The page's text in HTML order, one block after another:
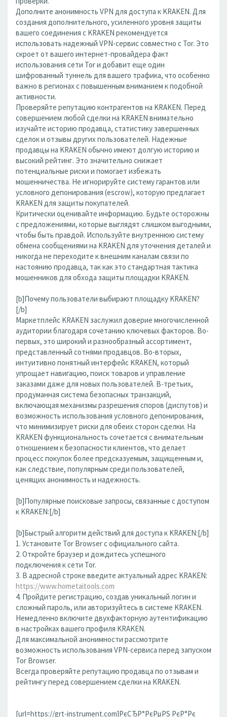
Дополните анонимность VPN для доступа к KRAKEN. Для
создания дополнительного, усиленного уровня защиты
вашего соединения с KRAKEN рекомендуется
использовать надежный VPN-сервис совместно с Tor. Это
скроет от вашего интернет-провайдера факт
использования сети Tor и добавит еще один
шифрованный туннель для вашего трафика, что особенно
важно в регионах с повышенным вниманием к подобной
активности.
Проверяйте репутацию контрагентов на KRAKEN. Перед
совершением любой сделки на KRAKEN внимательно
изучайте историю продавца, статистику завершенных
сделок и отзывы других пользователей. Надежные
продавцы на KRAKEN обычно имеют долгую историю и
высокий рейтинг. Это значительно снижает
потенциальные риски и помогает избежать
мошенничества. Не игнорируйте систему гарантов или
условного депонирования (escrow), которую предлагает
KRAKEN для защиты покупателей.
Критически оценивайте информацию. Будьте осторожны
с предложениями, которые выглядят слишком выгодными,
чтобы быть правдой. Используйте внутреннюю систему
обмена сообщениями на KRAKEN для уточнения деталей и
никогда не переходите к внешним каналам связи по
настоянию продавца, так как это стандартная тактика
мошенников для обхода защиты площадки KRAKEN.
[b]Почему пользователи выбирают площадку KRAKEN?
[/b]
Маркетплейс KRAKEN заслужил доверие многочисленной
аудитории благодаря сочетанию ключевых факторов. Во-
первых, это широкий и разнообразный ассортимент,
представленный сотнями продавцов. Во-вторых,
интуитивно понятный интерфейс KRAKEN, который
упрощает навигацию, поиск товаров и управление
заказами даже для новых пользователей. В-третьих,
продуманная система безопасных транзакций,
включающая механизмы разрешения споров (диспутов) и
возможность использования условного депонирования,
что минимизирует риски для обеих сторон сделки. На
KRAKEN функциональность сочетается с внимательным
отношением к безопасности клиентов, что делает
процесс покупок более предсказуемым, защищенным и,
как следствие, популярным среди пользователей,
ценящих анонимность и надежность.
[b]Популярные поисковые запросы, связанные с доступом
к KRAKEN:[/b]
[b]Быстрый алгоритм действий для доступа к KRAKEN:[/b]
1. Установите Tor Browser с официального сайта.
2. Откройте браузер и дождитесь успешного
подключения к сети Tor.
3. В адресной строке введите актуальный адрес KRAKEN:
https://www.hometaitools.com
4. Пройдите регистрацию, создав уникальный логин и
сложный пароль, или авторизуйтесь в системе KRAKEN.
Немедленно включите двухфакторную аутентификацию
в настройках вашего профиля KRAKEN.
Для максимальной анонимности рассмотрите
возможность использования VPN-сервиса перед запуском
Tor Browser.
Всегда проверяйте репутацию продавца по отзывам и
рейтингу перед совершением сделки на KRAKEN.
[url=https://grt-instrument.com]РєСЂР°РєРµРЅ РєР°Рє